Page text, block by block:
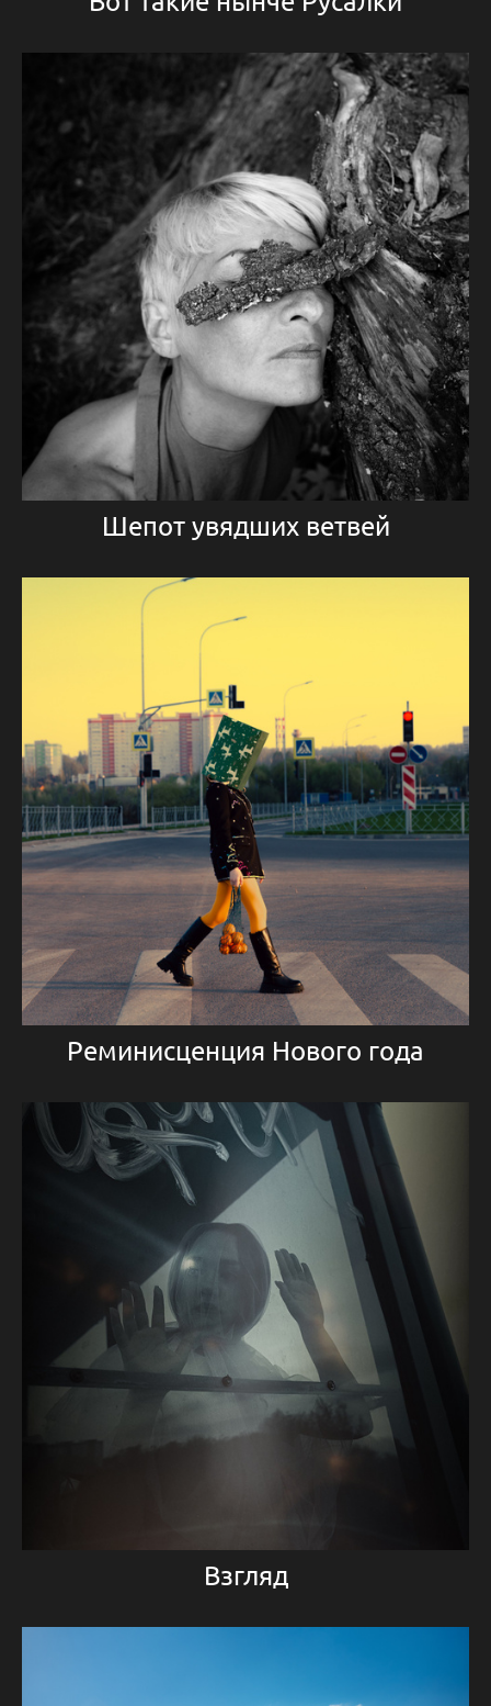
Шепот увядших ветвей
Реминисценция Нового года
Взгляд